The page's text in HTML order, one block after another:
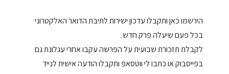
הירשמו כאן ותקבלו עדכון ישירות לתיבת הדואר האלקטרוני
בכל פעם שיעלה פרק חדש.
לקבלת תזכורת שבועית על הפרשה עקבו אחרי עגלונת גם
בפייסבוק או כתבו לי ווטסאפ ותקבלו הודעה אישית לנייד